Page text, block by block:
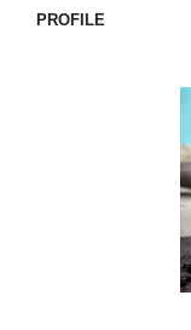
シ
PROFILE